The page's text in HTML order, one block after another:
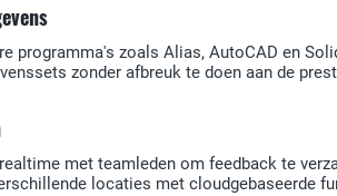
programma's zoals Alias, AutoCAD en
zonder afbreuk te doen aan de
met teamleden om feedback te
locaties met cloudgebaseerde